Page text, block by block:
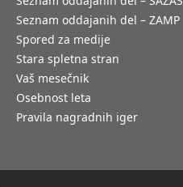
Seznam oddajanih del – ZAMP
Spored za medije
Stara spletna stran
Vaš mesečnik
Osebnost leta
Pravila nagradnih iger